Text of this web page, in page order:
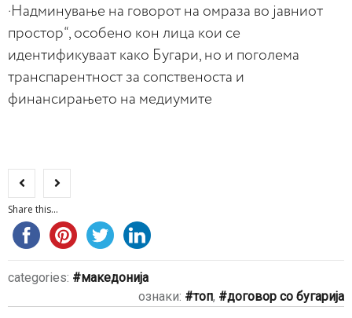
·Надминување на говорот на омраза во јавниот
простор“, особено кон лица кои се
идентификуваат како Бугари, но и поголема
транспарентност за сопственоста и
финансирањето на медиумите
Share this...
categories:
македонија
ознаки:
топ, договор со бугарија